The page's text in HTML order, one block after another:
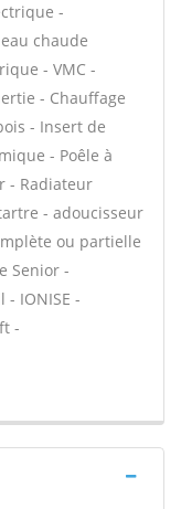
-
chaude
- VMC -
- Chauffage
- Insert de
- Poêle à
- Radiateur
- adoucisseur
ou partielle
Senior -
- IONISE -
-